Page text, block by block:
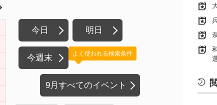
今日 明日
今週末
9月すべてのイベント
よく使われる検索条件